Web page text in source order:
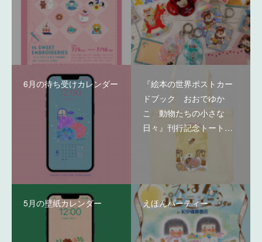
6月の待ち受けカレンダー
『絵本の世界ポストカー
ドブック おおでゆか
こ 動物たちの小さな
日々』刊行記念トート…
5月の壁紙カレンダー えほんパーティー